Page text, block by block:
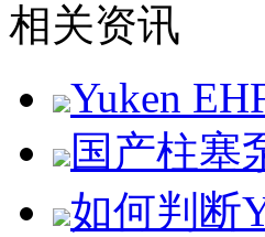
相关资讯
Yuken
国产柱塞
如何判断